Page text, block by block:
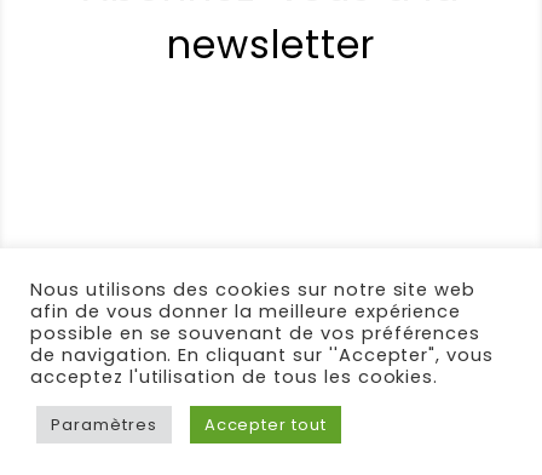
newsletter
🌱 © Conçu avec soin et bon sens par Com & Net
Infos légales-Plan du site
Nous utilisons des cookies sur notre site web
afin de vous donner la meilleure expérience
possible en se souvenant de vos préférences
de navigation. En cliquant sur ''Accepter", vous
acceptez l'utilisation de tous les cookies.
Paramètres Accepter tout